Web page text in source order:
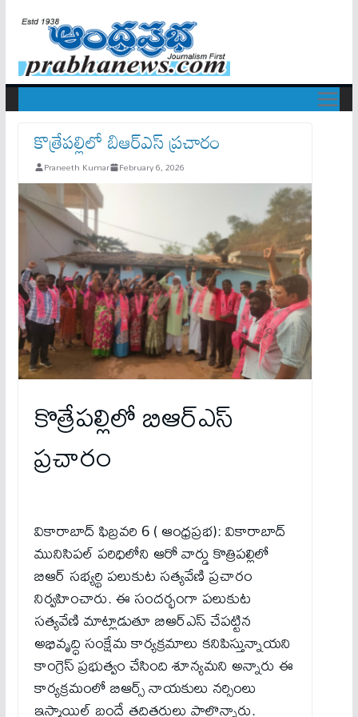
కొత్రేపల్లిలో బిఆర్ఎస్ ప్రచారం
Praneeth Kumar February 6, 2026
కొత్రేపల్లిలో బిఆర్ఎస్
ప్రచారం
వికారాబాద్ ఫిబ్రవరి 6 ( ఆంధ్రప్రభ): వికారాబాద్
మునిసిపల్ పరిధిలోని ఆరో వార్డు కొత్రిపల్లిలో
బిఆర్ సభ్యర్థి పలుకుట సత్యవేణి ప్రచారం
నిర్వహించారు. ఈ సందర్భంగా పలుకుట
సత్యవేణి మాట్లాడుతూ బిఆర్ఎస్ చేపట్టిన
అభివృద్ధి సంక్షేమ కార్యక్రమాలు కనిపిస్తున్నాయని
కాంగ్రెస్ ప్రభుత్వం చేసింది శూన్యమని అన్నారు ఈ
కార్యక్రమంలో బిఆర్స్ నాయకులు నర్సింలు
ఇస్మాయిల్ బందే తదితరులు పాల్గొన్నారు.